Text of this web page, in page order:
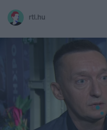
rtl.hu